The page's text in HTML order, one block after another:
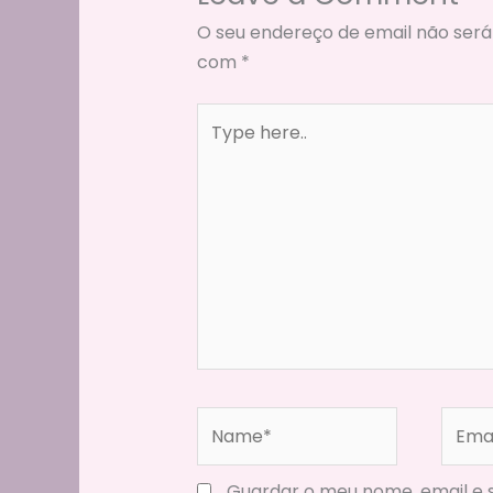
O seu endereço de email não
com *
here..